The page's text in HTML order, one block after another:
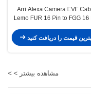
Arri Alexa Camera EVF
Lemo FUR 16 Pin to FGG 16
قیمت را دریافت کنید
مشاهده بیشتر > >